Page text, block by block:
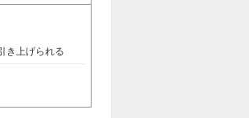
き上げられる